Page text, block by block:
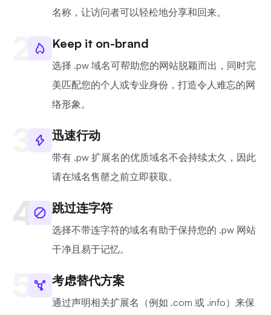
名称，让访问者可以轻松地分享和回来。
Keep it on-brand
选择 .pw 域名可帮助您的网站脱颖而出，同时完
美匹配您的个人或专业身份，打造令人难忘的网
络形象。
迅速行动
带有 .pw 扩展名的优质域名不会持续太久，因此
请在域名售罄之前立即获取。
跳过连字符
选择不带连字符的域名有助于保持您的 .pw 网站
干净且易于记忆。
考虑替代方案
通过声明相关扩展名（例如 .com 或 .info）来保